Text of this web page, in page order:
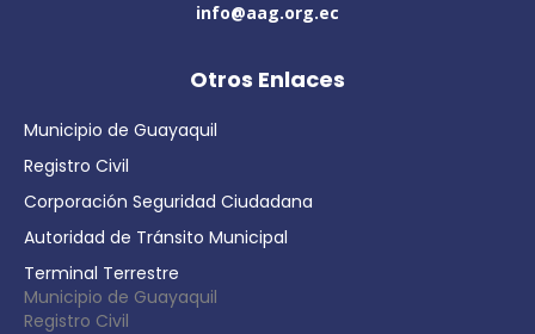
info@aag.org.ec
Otros Enlaces
Municipio de Guayaquil
Registro Civil
Corporación Seguridad Ciudadana
Autoridad de Tránsito Municipal
Terminal Terrestre
Municipio de Guayaquil
Registro Civil